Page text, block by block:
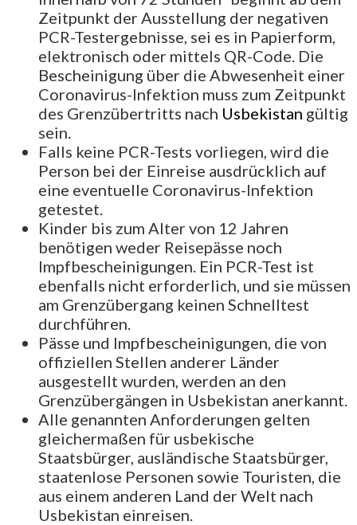
Zeitpunkt der Ausstellung der negativen
PCR-Testergebnisse, sei es in Papierform,
elektronisch oder mittels QR-Code. Die
Bescheinigung über die Abwesenheit einer
Coronavirus-Infektion muss zum Zeitpunkt
des Grenzübertritts nach Usbekistan gültig
sein.
Falls keine PCR-Tests vorliegen, wird die
Person bei der Einreise ausdrücklich auf
eine eventuelle Coronavirus-Infektion
getestet.
Kinder bis zum Alter von 12 Jahren
benötigen weder Reisepässe noch
Impfbescheinigungen. Ein PCR-Test ist
ebenfalls nicht erforderlich, und sie müssen
am Grenzübergang keinen Schnelltest
durchführen.
Pässe und Impfbescheinigungen, die von
offiziellen Stellen anderer Länder
ausgestellt wurden, werden an den
Grenzübergängen in Usbekistan anerkannt.
Alle genannten Anforderungen gelten
gleichermaßen für usbekische
Staatsbürger, ausländische Staatsbürger,
staatenlose Personen sowie Touristen, die
aus einem anderen Land der Welt nach
Usbekistan einreisen.